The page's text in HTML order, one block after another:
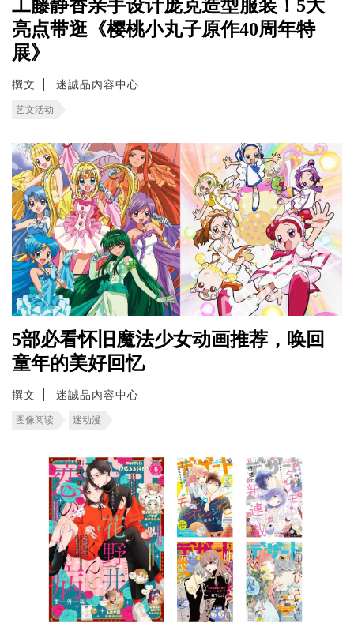
工藤静香亲手设计庞克造型服装！5大
亮点带逛《樱桃小丸子原作40周年特
展》
撰文 迷誠品內容中心
艺文活动
5部必看怀旧魔法少女动画推荐，唤回
童年的美好回忆
撰文 迷誠品內容中心
图像阅读 迷动漫